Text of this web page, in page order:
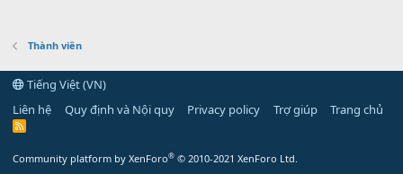
Thành viên
Tiếng Việt (VN)
Liên hệ
Quy định và Nội quy Privacy policy Trợ giúp Trang chủ
R
Community platform by XenForo® © 2010-2021 XenForo Ltd.